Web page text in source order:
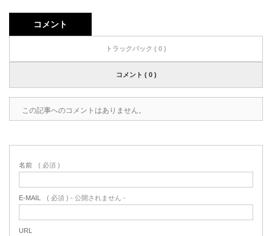
コメント
トラックバック ( 0 )
コメント ( 0 )
この記事へのコメントはありません。
名前 ( 必須 )
E-MAIL ( 必須 ) - 公開されません -
URL